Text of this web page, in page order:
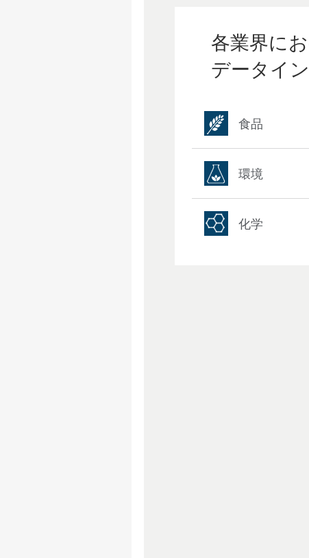
各業界に
データイ
食品
環境
化学